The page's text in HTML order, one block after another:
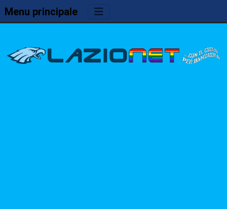
Menu principale